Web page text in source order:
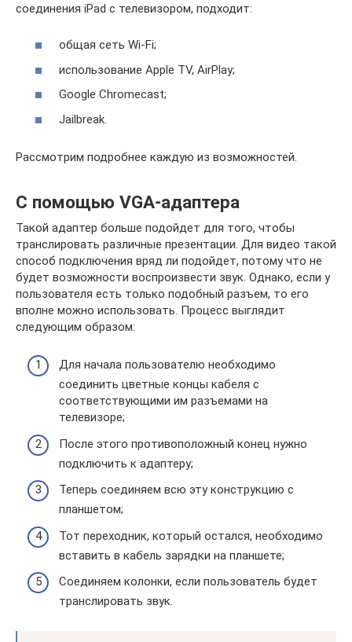
соединения iPad с телевизором, подходит:
общая сеть Wi-Fi;
использование Apple TV, AirPlay;
Google Chromecast;
Jailbreak.
Рассмотрим подробнее каждую из возможностей.
С помощью VGA-адаптера
Такой адаптер больше подойдет для того, чтобы
транслировать различные презентации. Для видео такой
способ подключения вряд ли подойдет, потому что не
будет возможности воспроизвести звук. Однако, если у
пользователя есть только подобный разъем, то его
вполне можно использовать. Процесс выглядит
следующим образом:
Для начала пользователю необходимо
соединить цветные концы кабеля с
соответствующими им разъемами на
телевизоре;
После этого противоположный конец нужно
подключить к адаптеру;
Теперь соединяем всю эту конструкцию с
планшетом;
Тот переходник, который остался, необходимо
вставить в кабель зарядки на планшете;
Соединяем колонки, если пользователь будет
транслировать звук.